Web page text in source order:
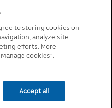
การจัดส่งและบริการ
ารซื้อที่ทำโดยใช้การ
ดการความเสี่ยง
งต่อบริษัทจัดการ
กับเว็บไซต์หรือการใช้
/สถาบันการเงิน เพื่อ
รียกเก็บเงิน
ะโยชน์ทางภาษี
Co.,Ltd
to storing cookies on
analyze site
efforts. More
cookies".
Accept all